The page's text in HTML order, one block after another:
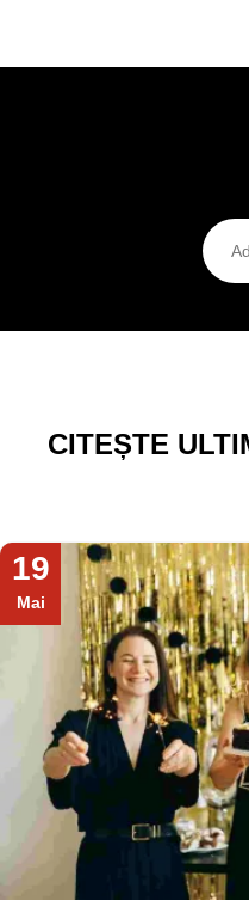
CITEȘTE
19
Mai